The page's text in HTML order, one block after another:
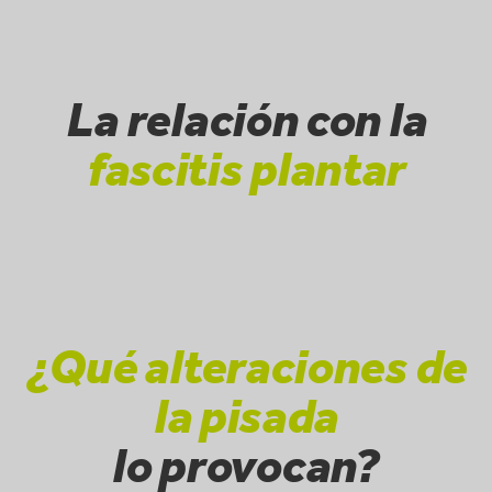
La relación con la
fascitis plantar
¿Qué alteraciones de
la pisada
lo provocan?